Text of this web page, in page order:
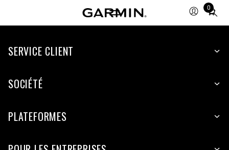
0
Total
items
cart:
SERVICE CLIENT
SOCIÉTÉ
PLATEFORMES